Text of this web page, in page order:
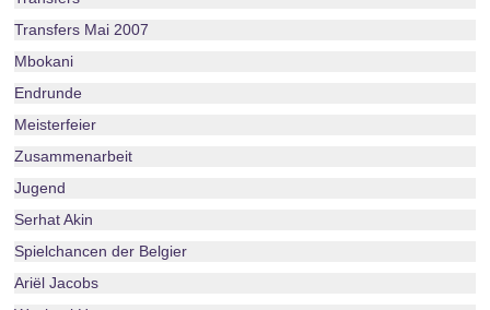
Transfers Mai 2007
Mbokani
Endrunde
Meisterfeier
Zusammenarbeit
Jugend
Serhat Akin
Spielchancen der Belgier
Ariël Jacobs